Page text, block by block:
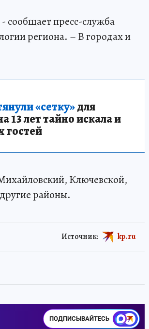
сообщает пресс-служба
региона. – В городах и
«сетку»для
13 лет тайно искала и
гостей
Ключевской,
районы.
Источник: kp.ru
ПОДПИСЫВАЙТЕСЬ